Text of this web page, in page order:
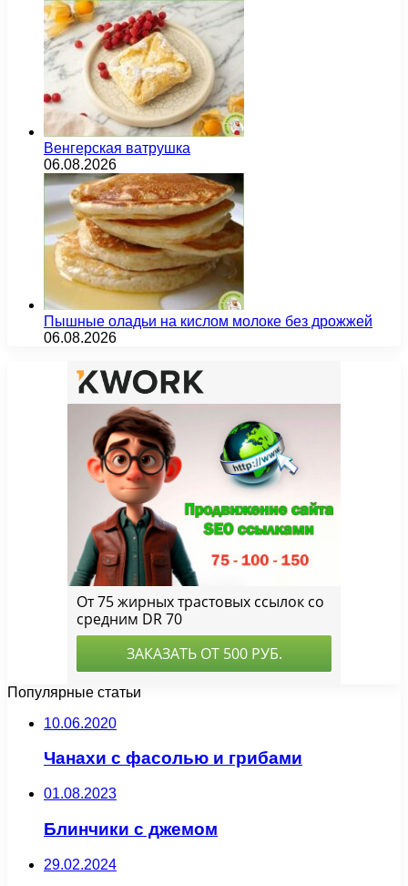
Венгерская ватрушка
06.08.2026
Пышные оладьи на кислом молоке без дрожжей
06.08.2026
Популярные статьи
10.06.2020
Чанахи с фасолью и грибами
01.08.2023
Блинчики с джемом
29.02.2024